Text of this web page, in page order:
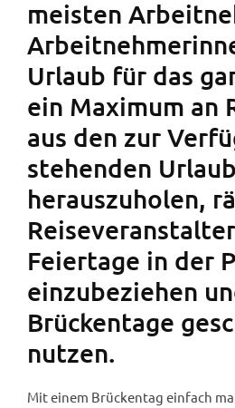
meisten
Urlaub für das
ein Maximum an
aus den zur
stehenden
herauszuholen,
Feiertage in der
einzubeziehen
Brückentage
nutzen.
Mit einem Brückentag einfach